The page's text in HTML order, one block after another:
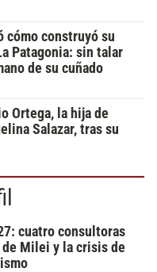
cómo construyó su
Patagonia: sin talar
de su cuñado
Ortega, la hija de
Salazar, tras su
cuatro consultoras
Milei y la crisis de